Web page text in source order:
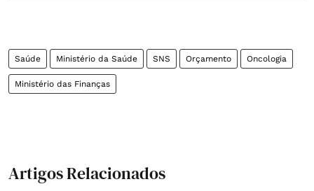
Saúde Ministério da Saúde SNS Orçamento Oncologia
Ministério das Finanças
Artigos Relacionados